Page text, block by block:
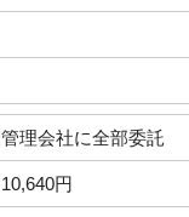
管理会社に全部委託
10,640円